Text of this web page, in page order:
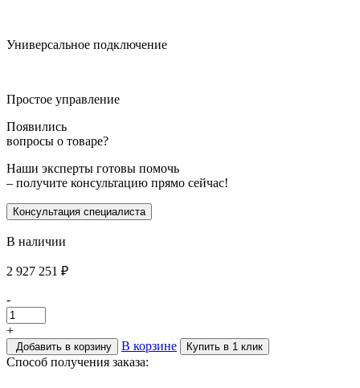
Универсальное подключение
Простое управление
Появились
вопросы о товаре?
Наши эксперты готовы помочь
– получите консультацию прямо сейчас!
Консультация специалиста
В наличии
2 927 251 ₽
-
+
Добавить в корзину В корзине Купить в 1 клик
Способ получения заказа: